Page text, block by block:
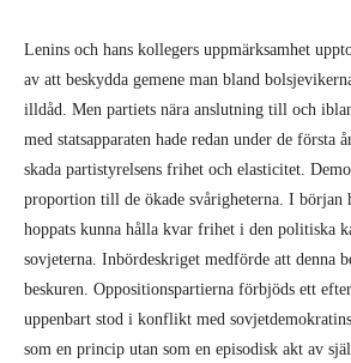
Lenins och hans kollegers uppmärksamhet
av att beskydda gemene man bland
illdåd. Men partiets nära anslutning till och
med statsapparaten hade redan under de första
skada partistyrelsens frihet och elasticitet.
proportion till de ökade svårigheterna. I början
hoppats kunna hålla kvar frihet i den politiska
sovjeterna. Inbördeskriget medförde att denna
beskuren. Oppositionspartierna förbjöds ett
uppenbart stod i konflikt med
som en princip utan som en episodisk akt av